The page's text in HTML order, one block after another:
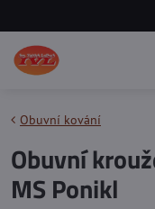
Obuvní kování
Obuvní
MS Ponikl